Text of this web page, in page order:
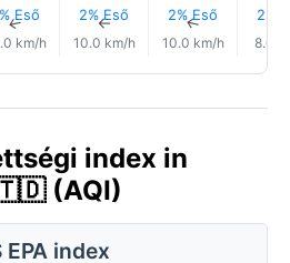
Eső
↑
km/h
2% Eső
↑
10.0 km/h
2% Eső
↑
10.0 km/h
2%
8.0
index in
(AQI)
EPA index